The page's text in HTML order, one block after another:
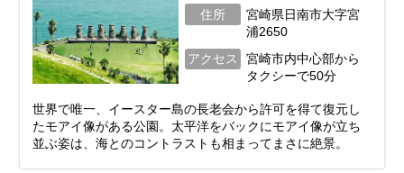
住所
宮崎県日南市大字宮
浦2650
アクセス
宮崎市内中心部から
タクシーで50分
世界で唯一、イースター島の長老会から許可を得て復元し
たモアイ像がある公園。太平洋をバックにモアイ像が立ち
並ぶ姿は、海とのコントラストも相まってまさに絶景。